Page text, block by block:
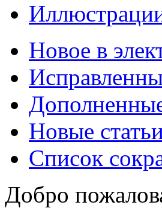
Новое в
Новые
Список
Добро